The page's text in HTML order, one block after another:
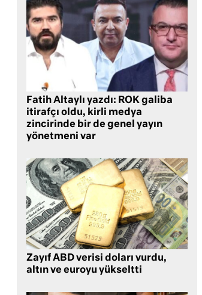
Fatih Altaylı yazdı: ROK galiba
itirafçı oldu, kirli medya
zincirinde bir de genel yayın
yönetmeni var
Zayıf ABD verisi doları vurdu,
altın ve euroyu yükseltti